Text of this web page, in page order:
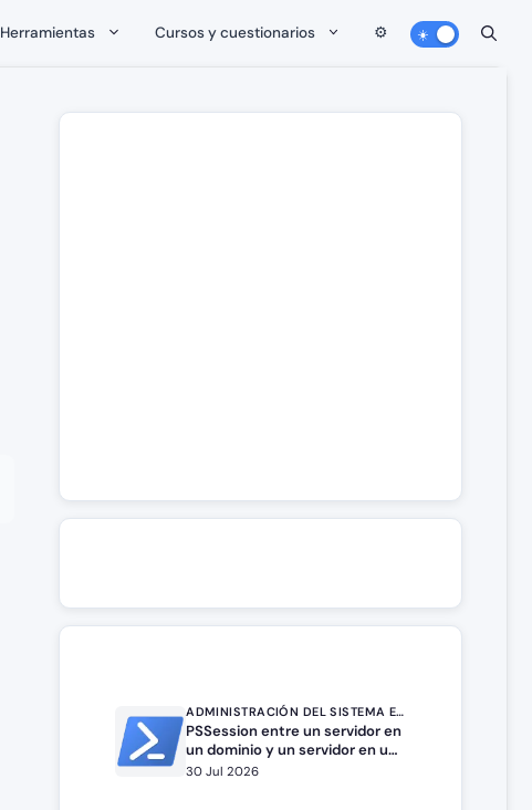
Herramientas Cursos y cuestionarios ⚙️
ADMINISTRACIÓN DEL SISTEMA EN WINDOWS SERVER
PSSession entre un servidor en
un dominio y un servidor en un
grupo de trabajo.
30 Jul 2026